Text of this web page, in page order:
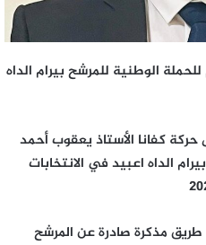
للحملة الوطنية للمرشح بيرام الداه
كفانا الأستاذ يعقوب أحمد
الداه اعبيد في الانتخابات
مذكرة صادرة عن المرشح